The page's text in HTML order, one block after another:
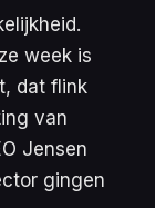
week is
dat flink
van
Jensen
gingen